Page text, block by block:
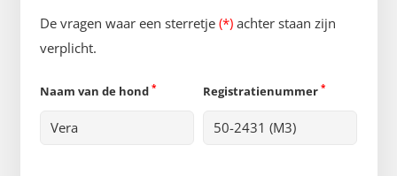
De vragen waar een sterretje (*) achter staan zijn
verplicht.
Naam van de hond * Registratienummer *